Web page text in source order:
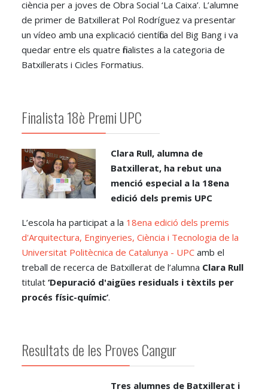
ciència per a joves de Obra Social ‘La Caixa’. L’alumne
de primer de Batxillerat Pol Rodríguez va presentar
un vídeo amb una explicació científica del Big Bang i va
quedar entre els quatre finalistes a la categoria de
Batxillerats i Cicles Formatius.
Finalista 18è Premi UPC
Clara Rull, alumna de
Batxillerat, ha rebut una
menció especial a la 18ena
edició dels premis UPC
L’escola ha participat a la 18ena edició dels premis
d'Arquitectura, Enginyeries, Ciència i Tecnologia de la
Universitat Politècnica de Catalunya - UPC amb el
treball de recerca de Batxillerat de l’alumna Clara Rull
titulat ‘Depuració d'aigües residuals i tèxtils per
procés físic-químic’.
Resultats de les Proves Cangur
Tres alumnes de Batxillerat i